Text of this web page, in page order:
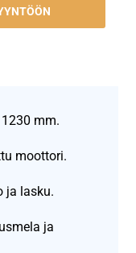
mm.
moottori.
ja lasku.
ja